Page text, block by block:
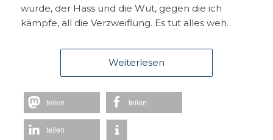
wurde, der Hass und die Wut, gegen die ich
kämpfe, all die Verzweiflung. Es tut alles weh.
Weiterlesen
teilen teilen
teilen